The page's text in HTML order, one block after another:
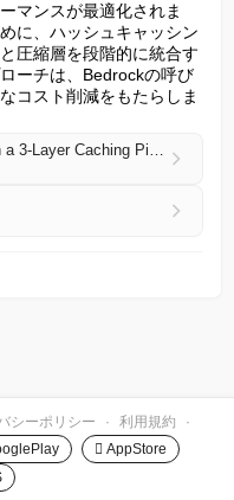
マンスが最適化されま
に、ハッシュキャッシン
圧縮層を段階的に統合す
ーチは、Bedrockの呼び
コスト削減をもたらしま
Cut Amazon Bedrock Costs with a 3-Layer Caching Pipeline on AWS Lambda + ElastiCache
シーポリシー · 利用規約
·
 AppStore